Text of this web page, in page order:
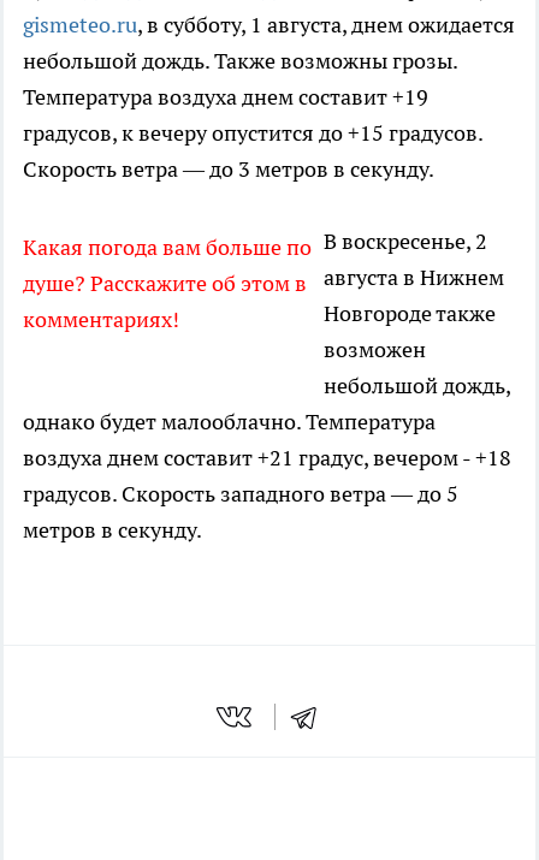
gismeteo.ru, в субботу, 1 августа, днем ожидается
небольшой дождь. Также возможны грозы.
Температура воздуха днем составит +19
градусов, к вечеру опустится до +15 градусов.
Скорость ветра — до 3 метров в секунду.
Какая погода вам больше по
душе? Расскажите об этом в
комментариях!
В воскресенье, 2
августа в Нижнем
Новгороде также
возможен
небольшой дождь,
однако будет малооблачно. Температура
воздуха днем составит +21 градус, вечером - +18
градусов. Скорость западного ветра — до 5
метров в секунду.